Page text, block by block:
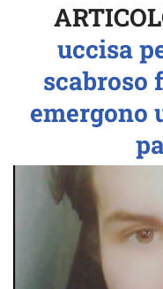
uccisa
scabroso
emergono